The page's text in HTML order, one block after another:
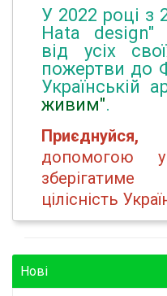
У 2022 році з
Hata design"
від усіх
пожертви до
Українській
живим".
Приєднуйся,
допомогою
зберігатиме
цілісність
Нові